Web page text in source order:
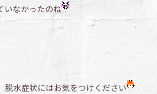
いなかったのね
脱水症状にはお気をつけください